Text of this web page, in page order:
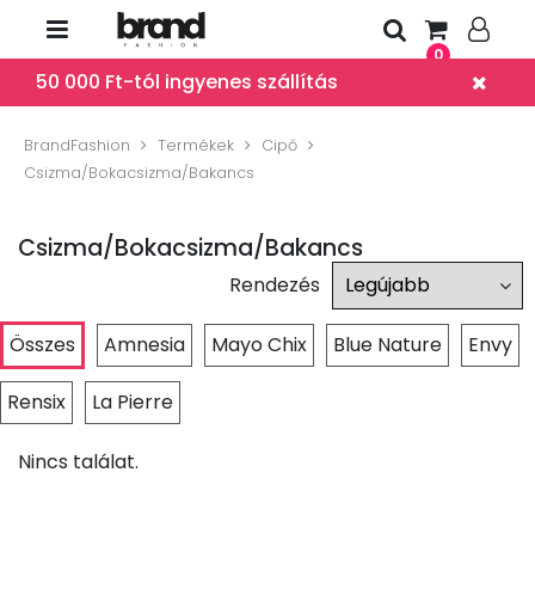
0
50 000 Ft-tól ingyenes szállítás
BrandFashion Termékek
Cipő
Csizma/Bokacsizma/Bakancs
Csizma/Bokacsizma/Bakancs
Rendezés
Összes Amnesia Mayo Chix Blue Nature Envy
Rensix La Pierre
Nincs találat.